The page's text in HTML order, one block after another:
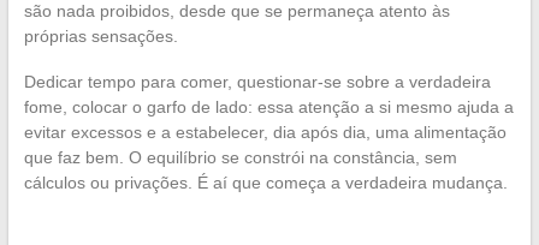
são nada proibidos, desde que se permaneça atento às
próprias sensações.
Dedicar tempo para comer, questionar-se sobre a verdadeira
fome, colocar o garfo de lado: essa atenção a si mesmo ajuda a
evitar excessos e a estabelecer, dia após dia, uma alimentação
que faz bem. O equilíbrio se constrói na constância, sem
cálculos ou privações. É aí que começa a verdadeira mudança.